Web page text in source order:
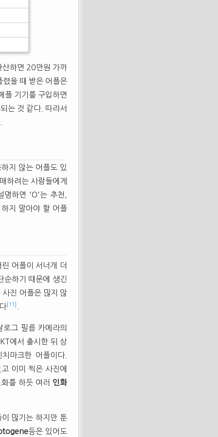
산하면 20만원 가까
렸을 때 받은 어플은
플 기기를 구입하면
는 것 같다. 따라서
지 않는 어플도 있
하려는 사람들에게
명하면 'O'는 추천,
지 말아야 할 어플
어플이 서너개 더
순하기 때문에 생긴
진 어플은 많지 않
[11]
그 필름 카메라의
에서 출시한 뒤 상
마크한 어플이다.
이미 찍은 사진에
를 하듯 여러 인화
많기는 하지만 툰
등은 있어도